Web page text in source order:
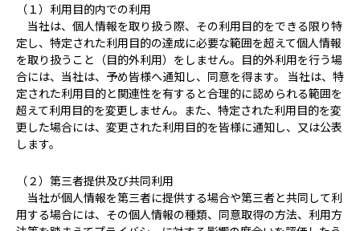
（１）利用目的内での利用
当社は、個人情報を取り扱う際、その利用目的をできる限り特
定し、特定された利用目的の達成に必要な範囲を超えて個人情報
を取り扱うこと（目的外利用）をしません。目的外利用を行う場
合には、当社は、予め皆様へ通知し、同意を得ます。 当社は、特
定された利用目的と関連性を有すると合理的に認められる範囲を
超えて利用目的を変更しません。また、特定された利用目的を変
更した場合には、変更された利用目的を皆様に通知し、又は公表
します。
（２）第三者提供及び共同利用
当社が個人情報を第三者に提供する場合や第三者と共同して利
用する場合には、その個人情報の種類、同意取得の方法、利用方